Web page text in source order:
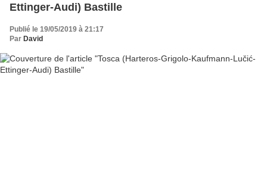
Ettinger-Audi) Bastille
Publié le 19/05/2019 à 21:17
Par David